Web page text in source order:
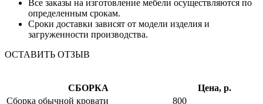
Все заказы на изготовление мебели осуществляются по
определенным срокам.
Сроки доставки зависят от модели изделия и
загруженности производства.
ОСТАВИТЬ ОТЗЫВ
СБОРКА
Цена, р.
Сборка обычной кровати
800